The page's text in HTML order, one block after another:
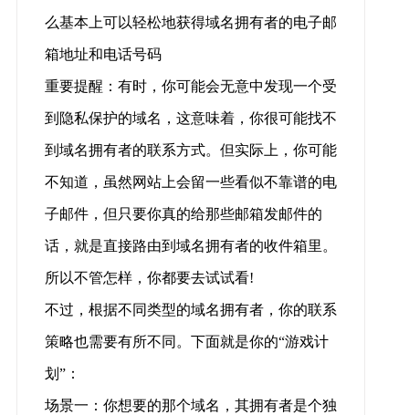
么基本上可以轻松地获得域名拥有者的电子邮
箱地址和电话号码
重要提醒：有时，你可能会无意中发现一个受
到隐私保护的域名，这意味着，你很可能找不
到域名拥有者的联系方式。但实际上，你可能
不知道，虽然网站上会留一些看似不靠谱的电
子邮件，但只要你真的给那些邮箱发邮件的
话，就是直接路由到域名拥有者的收件箱里。
所以不管怎样，你都要去试试看!
不过，根据不同类型的域名拥有者，你的联系
策略也需要有所不同。下面就是你的“游戏计
划”：
场景一：你想要的那个域名，其拥有者是个独